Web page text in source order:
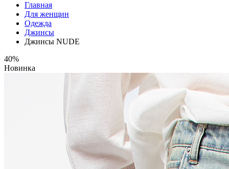
Главная
Для женщин
Одежда
Джинсы
Джинсы NUDE
40%
Новинка